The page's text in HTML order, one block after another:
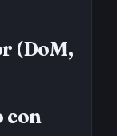
(DoM,
con